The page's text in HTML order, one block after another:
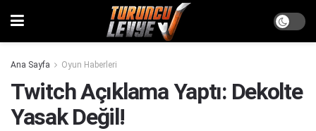
Ana Sayfa Oyun Haberleri
Twitch Açıklama Yaptı: Dekolte
Yasak Değil!